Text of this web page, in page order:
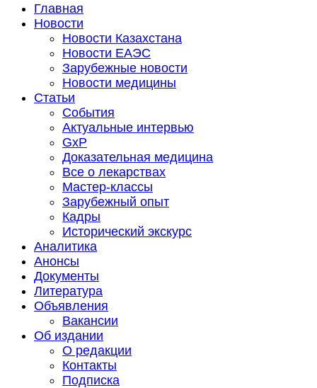
Главная
Новости
Новости Казахстана
Новости ЕАЭС
Зарубежные новости
Новости медицины
Статьи
События
Актуальные интервью
GxP
Доказательная медицина
Все о лекарствах
Мастер-классы
Зарубежный опыт
Кадры
Исторический экскурс
Аналитика
Анонсы
Документы
Литература
Объявления
Вакансии
Об издании
О редакции
Контакты
Подписка